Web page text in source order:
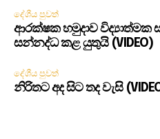
දේශීය පුවත්
ආරක්ෂක හමුදාව
සන්නද්ධ කළ යුතුයි (VIDEO)
දේශීය පුවත්
නිරිතට අද සිට තද වැසි